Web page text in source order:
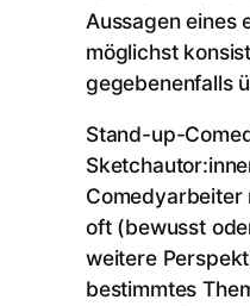
Aussagen eines
möglichst
gegebenenfalls
Stand-up-
Comedyarbeiter
oft (bewusst
weitere
bestimmtes